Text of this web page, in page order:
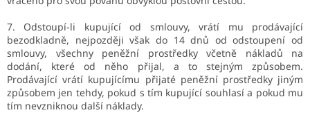
7. Odstoupí-li kupující od smlouvy, vrátí mu prodávající
bezodkladně, nejpozději však do 14 dnů od odstoupení od
smlouvy, všechny peněžní prostředky včetně nákladů na
dodání, které od něho přijal, a to stejným způsobem.
Prodávající vrátí kupujícímu přijaté peněžní prostředky jiným
způsobem jen tehdy, pokud s tím kupující souhlasí a pokud mu
tím nevzniknou další náklady.